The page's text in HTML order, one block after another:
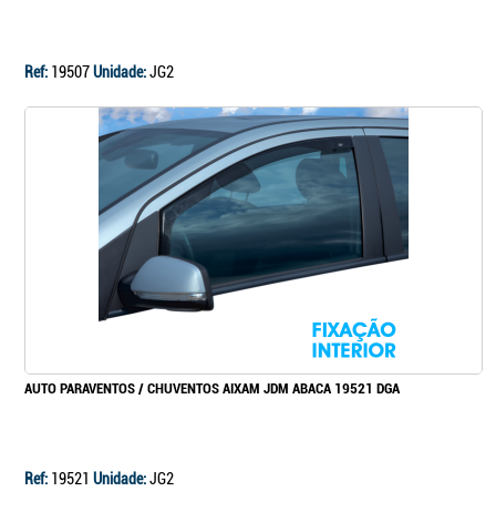
Ref: 19507Unidade:JG2
AUTO PARAVENTOS / CHUVENTOS AIXAM JDM ABACA 19521 DGA
Ref: 19521 Unidade:JG2